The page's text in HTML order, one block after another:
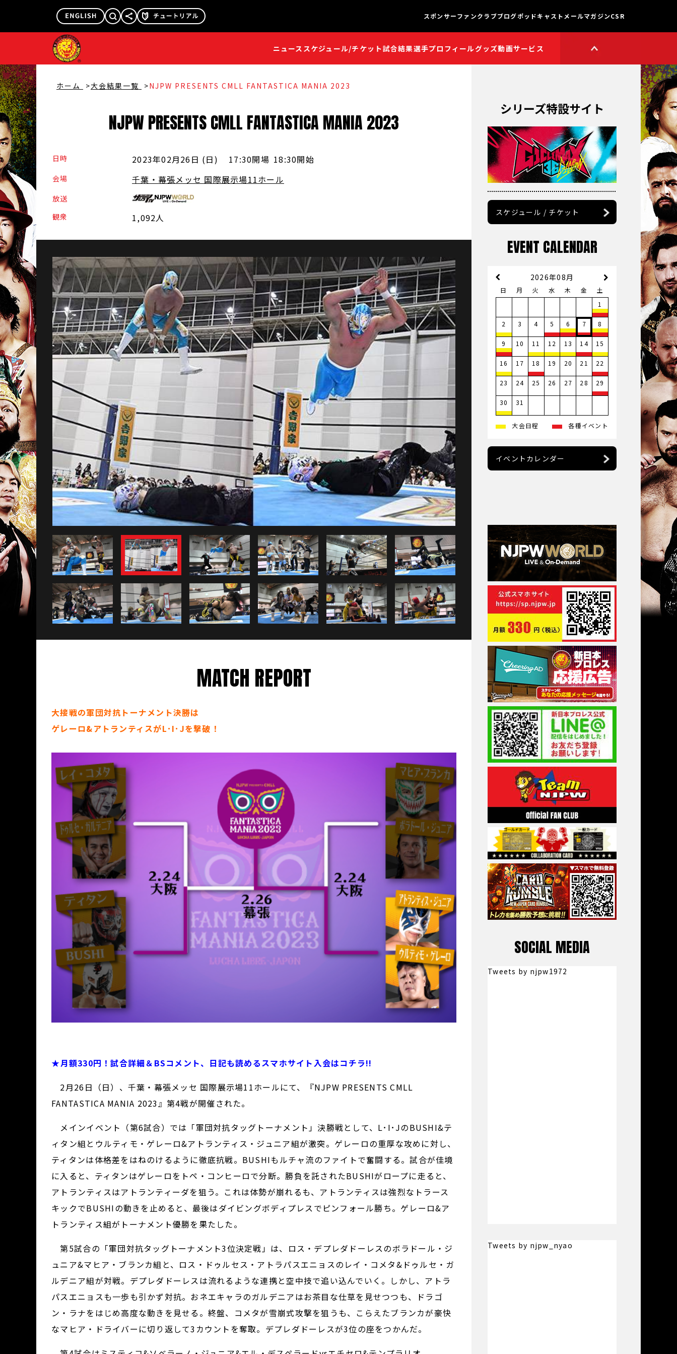
ニュース スケジュール/チケット試合結果選手プロフィールグッズ動画サービス
獣神サンダー・ライガー
矢野通プロデュース!!
スイーツ真壁チャンネル
聖帝タイチのゲーム実況
チャンネル
鷹木信悟ちゃんねる
オーカーンチャンネル
スポンサーファンクラブブログポッドキャスト メールマガジンCSR
ホーム 大会結果一覧 NJPW PRESENTS CMLL FANTASTICA MANIA 2023
NJPWPRESENTSCMLL FANTASTICA MANIA 2023
日時 2023年02月26日 (日) 17:30開場 18:30開始
会場 千葉・幕張メッセ 国際展示場11ホール
放送
観衆
1,092人
MATCH REPORT
大接戦の軍団対抗トーナメント決勝は
ゲレーロ&アトランティスがL･I･Jを撃破！
★月額330円！試合詳細＆BSコメント、日記も読めるスマホサイト入会はコチラ!!
2月26日（日）、千葉・幕張メッセ 国際展示場11ホールにて、『NJPW PRESENTS CMLL
FANTASTICA MANIA 2023』第4戦が開催された。
メインイベント（第6試合）では「軍団対抗タッグトーナメント」決勝戦として、L･I･JのBUSHI&テ
ィタン組とウルティモ・ゲレーロ&アトランティス・ジュニア組が激突。ゲレーロの重厚な攻めに対し、
ティタンは体格差をはねのけるように徹底抗戦。BUSHIもルチャ流のファイトで奮闘する。試合が佳境
に入ると、ティタンはゲレーロをトペ・コンヒーロで分断。勝負を託されたBUSHIがロープに走ると、
アトランティスはアトランティーダを狙う。これは体勢が崩れるも、アトランティスは強烈なトラース
キックでBUSHIの動きを止めると、最後はダイビングボディプレスでピンフォール勝ち。ゲレーロ&ア
トランティス組がトーナメント優勝を果たした。
第5試合の「軍団対抗タッグトーナメント3位決定戦」は、ロス・デプレダドーレスのボラドール・ジ
ュニア&マヒア・ブランカ組と、ロス・ドゥルセス・アトラパスエニョスのレイ・コメタ&ドゥルセ・ガ
ルデニア組が対戦。デプレダドーレスは流れるような連携と空中技で追い込んでいく。しかし、アトラ
パスエニョスも一歩も引かず対抗。おネエキャラのガルデニアはお茶目な仕草を見せつつも、ドラゴ
ン・ラナをはじめ高度な動きを見せる。終盤、コメタが雪崩式攻撃を狙うも、こらえたブランカが豪快
なマヒア・ドライバーに切り返して3カウントを奪取。デプレダドーレスが3位の座をつかんだ。
シリーズ特設サイト
スケジュール / チケット
EVENT CALENDAR
2026年08月
日 月 火 水 木 金
土
1
2 3 4 5 6 7 8
9 10 11 12 13 14 15
16 17 18 19 20 21 22
23 24 25 26 27 28 29
30 31
大会日程 各種イベント
イベントカレンダー
SOCIAL MEDIA
Tweets by njpw1972
Tweets by njpw_nyao